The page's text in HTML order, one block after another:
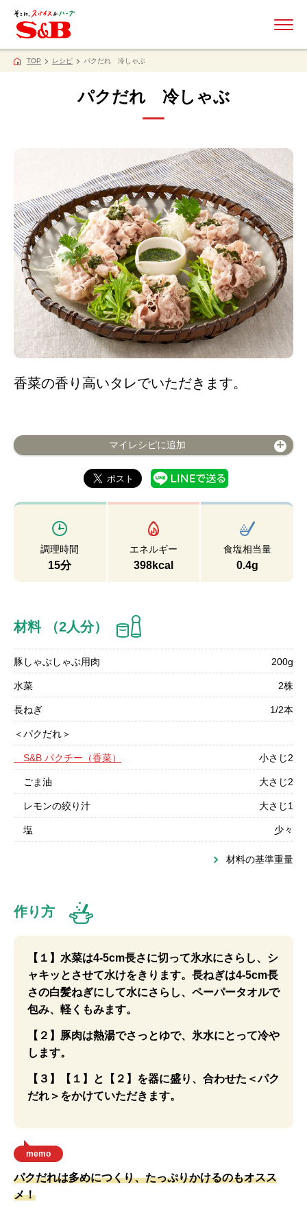
TOP レシピ パクだれ 冷しゃぶ
パクだれ 冷しゃぶ
香菜の香り高いタレでいただきます。
マイレシピに追加
調理時間
15分
エネルギー
398kcal
食塩相当量
0.4g
材料 （2人分）
豚しゃぶしゃぶ用肉 200g
水菜 2株
長ねぎ 1/2本
＜パクだれ＞
S&B パクチー（香菜） 小さじ2
ごま油 大さじ2
レモンの絞り汁 大さじ1
塩 少々
材料の基準重量
作り方
【１】水菜は4-5cm長さに切って氷水にさらし、シ
ャキッとさせて水けをきります。長ねぎは4-5cm長
さの白髪ねぎにして水にさらし、ペーパータオルで
包み、軽くもみます。
【２】豚肉は熱湯でさっとゆで、氷水にとって冷や
します。
【３】【１】と【２】を器に盛り、合わせた＜パク
だれ＞をかけていただきます。
memo
パクだれは多めにつくり、たっぷりかけるのもオスス
メ！